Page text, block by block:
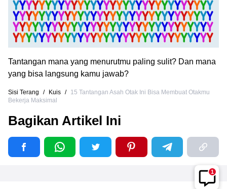
Tantangan mana yang menurutmu paling sulit? Dan mana
yang bisa langsung kamu jawab?
1
Sisi Terang / Kuis /
15 Tantangan Asah Otak Ini Bisa Membuat Otakmu
Bekerja Maksimal
Bagikan Artikel Ini